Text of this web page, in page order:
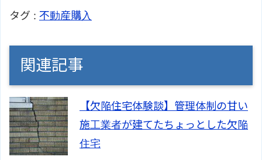
タグ : 不動産購入
関連記事
【欠陥住宅体験談】管理体制の甘い
施工業者が建てたちょっとした欠陥
住宅